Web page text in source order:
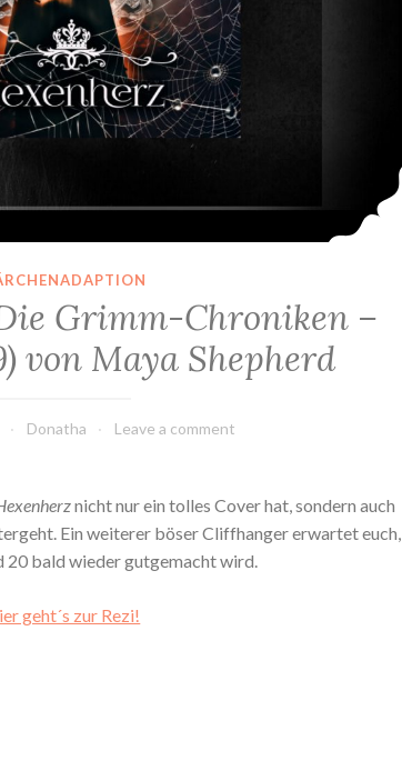
Grimm-Chroniken –
von Maya Shepherd
Donatha Leave a comment
nicht nur ein tolles Cover hat, sondern auch
Ein weiterer böser Cliffhanger erwartet euch,
20 bald wieder gutgemacht wird.
geht´s zur Rezi!